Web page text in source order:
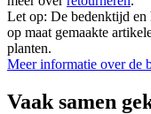
Let op: De bedenktijd en
op maat gemaakte
planten.
Meer informatie over de
Vaak samen